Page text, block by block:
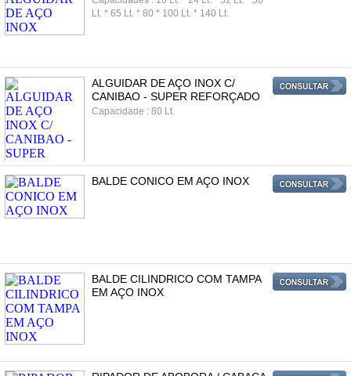
Lt. * 65 Lt. * 80 * 100 Lt. * 140 Lt.
ALGUIDAR DE AÇO INOX C/
CANIBAO - SUPER REFORÇADO
Capacidade : 80 Lt.
BALDE CONICO EM AÇO INOX
BALDE CILINDRICO COM TAMPA
EM AÇO INOX